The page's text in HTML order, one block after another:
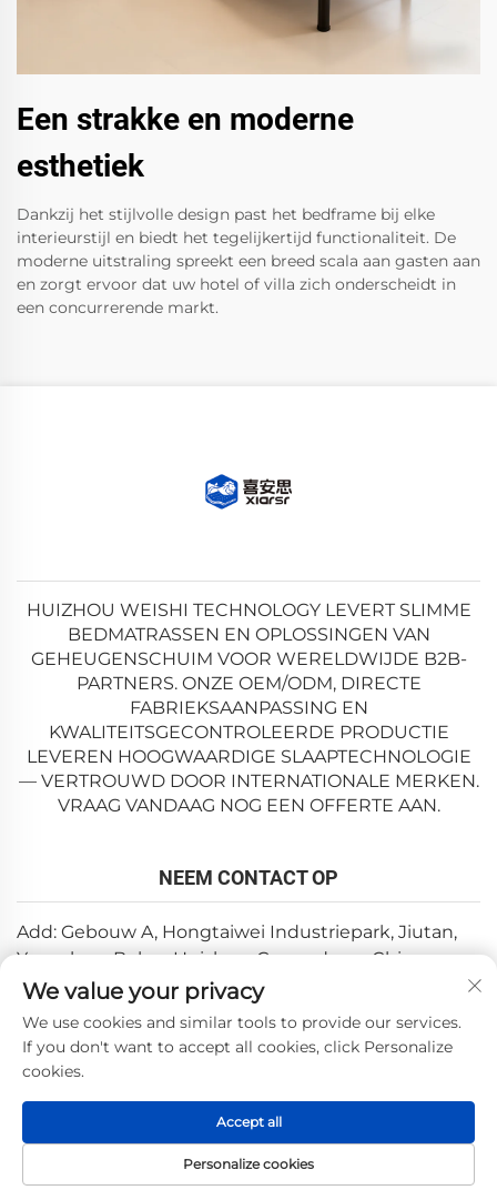
Een strakke en moderne
esthetiek
Dankzij het stijlvolle design past het bedframe bij elke
interieurstijl en biedt het tegelijkertijd functionaliteit. De
moderne uitstraling spreekt een breed scala aan gasten aan
en zorgt ervoor dat uw hotel of villa zich onderscheidt in
een concurrerende markt.
HUIZHOU WEISHI TECHNOLOGY LEVERT SLIMME
BEDMATRASSEN EN OPLOSSINGEN VAN
GEHEUGENSCHUIM VOOR WERELDWIJDE B2B-
PARTNERS. ONZE OEM/ODM, DIRECTE
FABRIEKSAANPASSING EN
KWALITEITSGECONTROLEERDE PRODUCTIE
LEVEREN HOOGWAARDIGE SLAAPTECHNOLOGIE
— VERTROUWD DOOR INTERNATIONALE MERKEN.
VRAAG VANDAAG NOG EEN OFFERTE AAN.
NEEM CONTACT OP
Add: Gebouw A, Hongtaiwei Industriepark, Jiutan,
Yuanzhou, Boluo, Huizhou, Guangdong, China
E-mail:[email protected]
Tel:+86-0752-6688646
Copyright © 2025 door Huizhou Weishi Technology Co., Ltd.
Privacybeleid
We value your privacy
We use cookies and similar tools to provide our services.
If you don't want to accept all cookies, click Personalize
cookies.
Personalize cookies
Accept all